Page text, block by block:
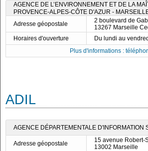
AGENCE DE L’ENVIRONNEMENT ET DE LA
PROVENCE-ALPES-CÔTE D'AZUR -
Adresse géopostale
2 boulevard de
13267 Marseille
Horaires d'ouverture
Du lundi au
Plus d'informations :
ADIL
AGENCE DÉPARTEMENTALE
Adresse géopostale
15 avenue Robert-
13002 Marseille